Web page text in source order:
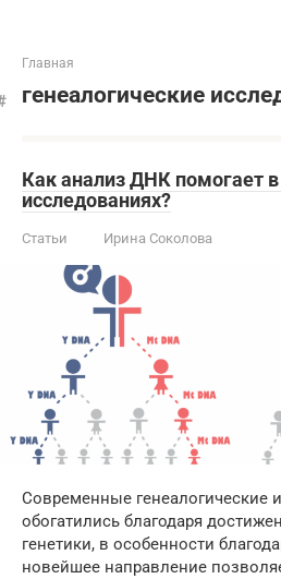
Главная
генеалогические
Как анализ ДНК помогает в
исследованиях?
Статьи Ирина Соколова
Современные генеалогические
обогатились благодаря
генетики, в особенности
новейшее направление